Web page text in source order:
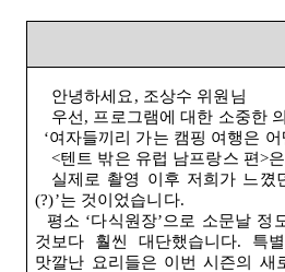
안녕하세요 , 조상수 위원님
우선 , 프로그램에 대한 소중한
‘여자들끼리 가는 캠핑 여행은
<텐트 밖은 유럽 남프랑스 편>
실제로 촬영 이후 저희가 느꼈
(?)’는 것이었습니다.
평소 ‘다식원장’으로 소문날 정
것보다 훨씬 대단했습니다. 특
맛깔난 요리들은 이번 시즌의 새